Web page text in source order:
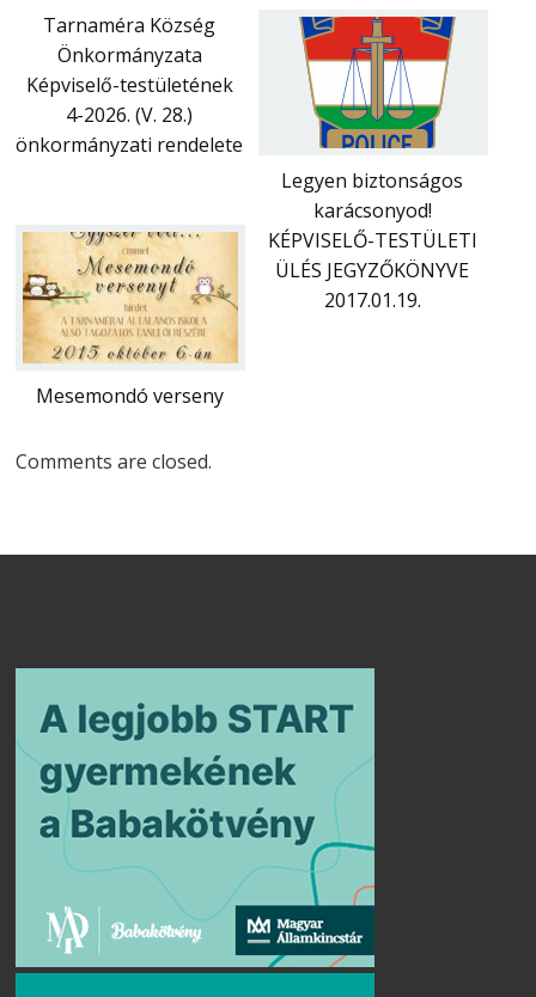
Tarnaméra Község
Önkormányzata
Képviselő-testületének
4-2026. (V. 28.)
önkormányzati rendelete
Legyen biztonságos
karácsonyod!
Mesemondó verseny
KÉPVISELŐ-TESTÜLETI
ÜLÉS JEGYZŐKÖNYVE
2017.01.19.
Comments are closed.